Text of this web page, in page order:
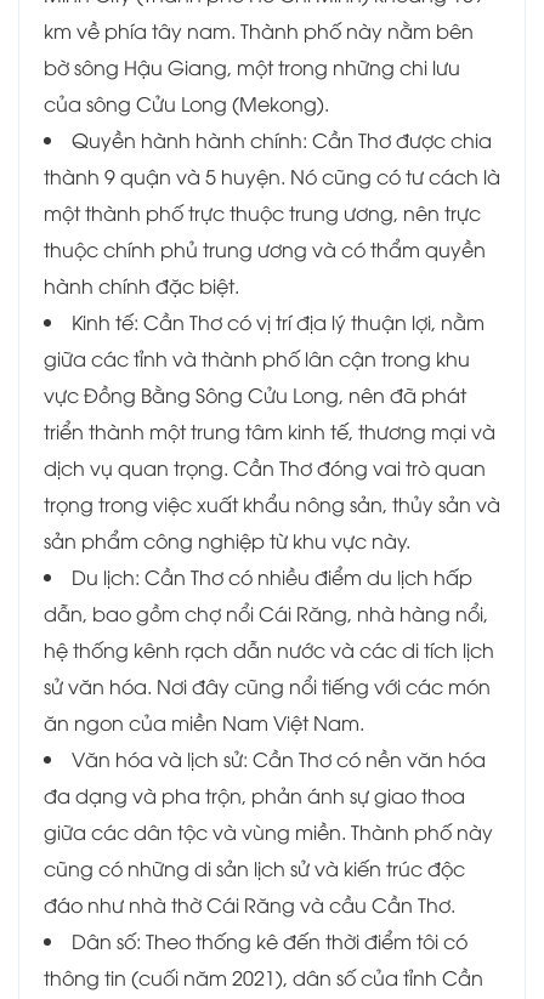
km về phía tây nam. Thành phố này nằm bên
bờ sông Hậu Giang, một trong những chi lưu
của sông Cửu Long (Mekong).
Quyền hành hành chính: Cần Thơ được chia
thành 9 quận và 5 huyện. Nó cũng có tư cách là
một thành phố trực thuộc trung ương, nên trực
thuộc chính phủ trung ương và có thẩm quyền
hành chính đặc biệt.
Kinh tế: Cần Thơ có vị trí địa lý thuận lợi, nằm
giữa các tỉnh và thành phố lân cận trong khu
vực Đồng Bằng Sông Cửu Long, nên đã phát
triển thành một trung tâm kinh tế, thương mại và
dịch vụ quan trọng. Cần Thơ đóng vai trò quan
trọng trong việc xuất khẩu nông sản, thủy sản và
sản phẩm công nghiệp từ khu vực này.
Du lịch: Cần Thơ có nhiều điểm du lịch hấp
dẫn, bao gồm chợ nổi Cái Răng, nhà hàng nổi,
hệ thống kênh rạch dẫn nước và các di tích lịch
sử văn hóa. Nơi đây cũng nổi tiếng với các món
ăn ngon của miền Nam Việt Nam.
Văn hóa và lịch sử: Cần Thơ có nền văn hóa
đa dạng và pha trộn, phản ánh sự giao thoa
giữa các dân tộc và vùng miền. Thành phố này
cũng có những di sản lịch sử và kiến trúc độc
đáo như nhà thờ Cái Răng và cầu Cần Thơ.
Dân số: Theo thống kê đến thời điểm tôi có
thông tin (cuối năm 2021), dân số của tỉnh Cần